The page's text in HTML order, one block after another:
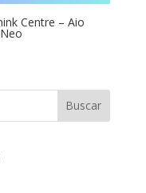
Centre – Aio
Buscar